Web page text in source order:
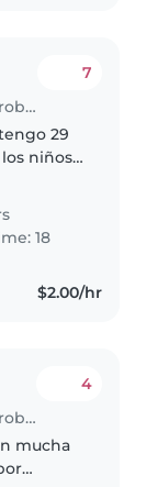
Babysitter in Los Algarrobos
7
29
niños.
un niño
Dios..
18
$2.00/hr
Babysitter in Los Algarrobos
4
mucha